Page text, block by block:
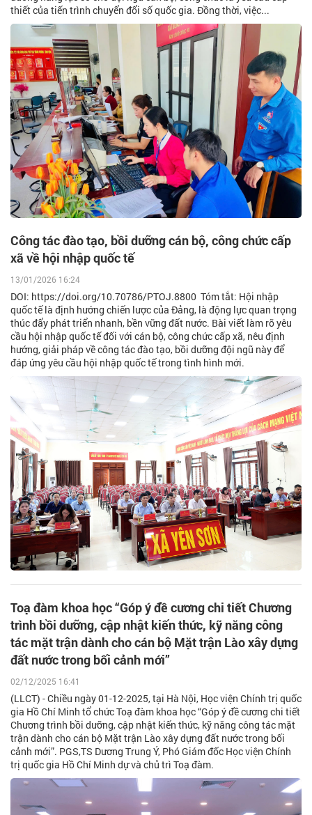
thiết của tiến trình chuyển đổi số quốc gia. Đồng thời, việc...
Công tác đào tạo, bồi dưỡng cán bộ, công chức cấp
xã về hội nhập quốc tế
13/01/2026 16:24
DOI: https://doi.org/10.70786/PTOJ.8800 Tóm tắt: Hội nhập
quốc tế là định hướng chiến lược của Đảng, là động lực quan trọng
thúc đẩy phát triển nhanh, bền vững đất nước. Bài viết làm rõ yêu
cầu hội nhập quốc tế đối với cán bộ, công chức cấp xã, nêu định
hướng, giải pháp về công tác đào tạo, bồi dưỡng đội ngũ này để
đáp ứng yêu cầu hội nhập quốc tế trong tình hình mới.
Toạ đàm khoa học “Góp ý đề cương chi tiết Chương
trình bồi dưỡng, cập nhật kiến thức, kỹ năng công
tác mặt trận dành cho cán bộ Mặt trận Lào xây dựng
đất nước trong bối cảnh mới”
02/12/2025 16:41
(LLCT) - Chiều ngày 01-12-2025, tại Hà Nội, Học viện Chính trị quốc
gia Hồ Chí Minh tổ chức Toạ đàm khoa học “Góp ý đề cương chi tiết
Chương trình bồi dưỡng, cập nhật kiến thức, kỹ năng công tác mặt
trận dành cho cán bộ Mặt trận Lào xây dựng đất nước trong bối
cảnh mới”. PGS,TS Dương Trung Ý, Phó Giám đốc Học viện Chính
trị quốc gia Hồ Chí Minh dự và chủ trì Toạ đàm.